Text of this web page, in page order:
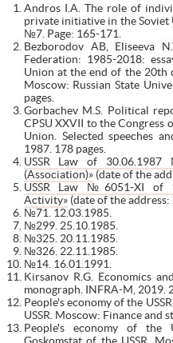
Andros I.A. The role of
private initiative in the Soviet
№7. Page: 165-171.
Bezborodov AB, Eliseeva
Federation: 1985-2018:
Union at the end of the 20th
Moscow: Russian State
pages.
Gorbachev M.S. Political
CPSU XXVII to the Congress
Union. Selected speeches
1987. 178 pages.
USSR Law of
(Association)»(date of the
USSR Law №6051-XI of
Activity»(date of the address:
№71. 12.03.1985.
№299. 25.10.1985.
№325. 20.11.1985.
№326. 22.11.1985.
№14. 16.01.1991.
Kirsanov R.G. Economics
monograph. INFRA-M, 2019.
People's economy of the
USSR. Moscow: Finance and
People's economy of the
Goskomstat of the USSR.